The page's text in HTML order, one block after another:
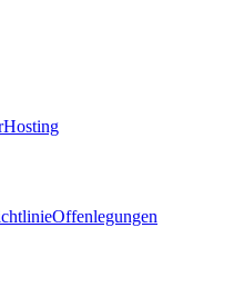
Hosting
Offenlegungen